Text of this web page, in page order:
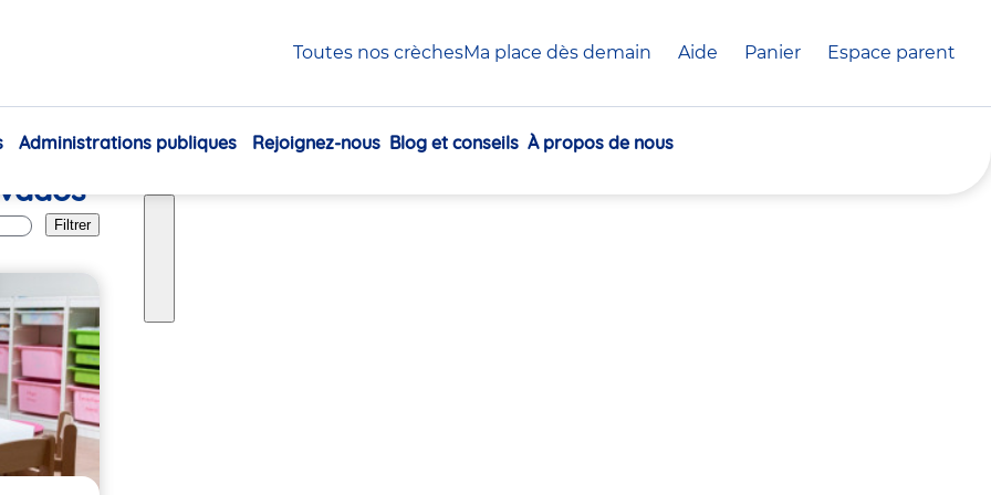
Toutes nos crèchesMa place dès demain Aide Panier crèche(s)
Espace parent
Navigation
Administrations publiques Rejoignez-nous Blog et conseils À propos de nous
Filtrer
30
30